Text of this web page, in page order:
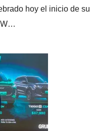
hoy el inicio de su